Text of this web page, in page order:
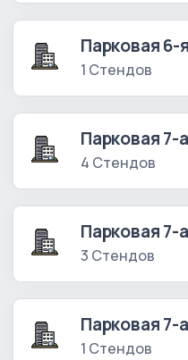
Парковая
1 Стендов
Парковая
4 Стендов
Парковая
3 Стендов
Парковая
1 Стендов